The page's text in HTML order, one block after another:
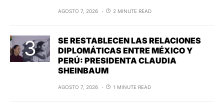
AGOSTO 7, 2026 2 MINUTE READ
SE RESTABLECEN LAS RELACIONES
DIPLOMÁTICAS ENTRE MÉXICO Y
PERÚ: PRESIDENTA CLAUDIA
SHEINBAUM
AGOSTO 7, 2026 1 MINUTE READ